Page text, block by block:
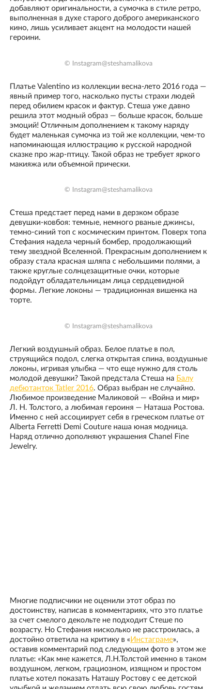
добавляют оригинальности, а сумочка в стиле ретро,
выполненная в духе старого доброго американского
кино, лишь усиливает акцент на молодости нашей
героини.
© Instagram@steshamalikova
Платье Valentino из коллекции весна-лето 2016 года —
явный пример того, насколько пусты страхи людей
перед обилием красок и фактур. Стеша уже давно
решила этот модный образ — больше красок, больше
эмоций! Отличным дополнением к такому наряду
будет маленькая сумочка из той же коллекции, чем-то
напоминающая иллюстрацию к русской народной
сказке про жар-птицу. Такой образ не требует яркого
макияжа или объемной прически.
© Instagram@steshamalikova
Стеша предстает перед нами в дерзком образе
девушки-ковбоя: темные, немного рваные джинсы,
темно-синий топ с космическим принтом. Поверх топа
Стефания надела черный бомбер, продолжающий
тему звездной Вселенной. Прекрасным дополнением к
образу стала красная шляпа с небольшими полями, а
также круглые солнцезащитные очки, которые
подойдут обладательницам лица сердцевидной
формы. Легкие локоны — традиционная вишенка на
торте.
© Instagram@steshamalikova
Легкий воздушный образ. Белое платье в пол,
струящийся подол, слегка открытая спина, воздушные
локоны, игривая улыбка — что еще нужно для столь
молодой девушки? Такой предстала Стеша на Балу
дебютанток Tatler 2016. Образ выбран не случайно.
Любимое произведение Маликовой — «Война и мир»
Л. Н. Толстого, а любимая героиня — Наташа Ростова.
Именно с ней ассоциирует себя в греческом платье от
Alberta Ferretti Demi Couture наша юная модница.
Наряд отлично дополняют украшения Chanel Fine
Jewelry.
Многие подписчики не оценили этот образ по
достоинству, написав в комментариях, что это платье
за счет смелого декольте не подходит Стеше по
возрасту. Но Стефания нисколько не расстроилась, а
достойно ответила на критику в « Инстаграме»,
оставив комментарий под следующим фото в этом же
платье: «Как мне кажется, Л.Н.Толстой именно в таком
воздушном, легком, грациозном, изящном и простом
платье хотел показать Наташу Ростову с ее детской